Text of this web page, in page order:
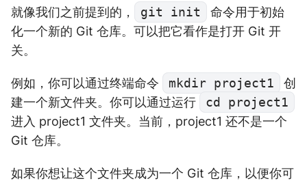
就像我们之前提到的， git init
命令用于初始
化一个新的 Git 仓库。可以把它看作是打开 Git 开
关。
例如，你可以通过终端命令 mkdir project1
创
建一个新文件夹。你可以通过运行
cd project1
进入 project1 文件夹。当前，project1 还不是一个
Git 仓库。
如果你想让这个文件夹成为一个 Git 仓库，以便你可